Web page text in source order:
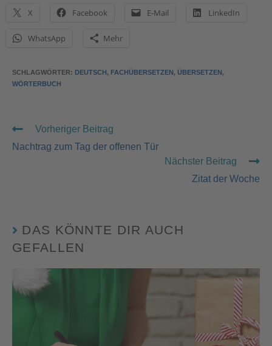
X Facebook E-Mail LinkedIn
WhatsApp Mehr
SCHLAGWÖRTER: DEUTSCH, FACHÜBERSETZEN, ÜBERSETZEN,
WÖRTERBUCH
Vorheriger Beitrag
Nachtrag zum Tag der offenen Tür
Nächster Beitrag
Zitat der Woche
DAS KÖNNTE DIR AUCH
GEFALLEN